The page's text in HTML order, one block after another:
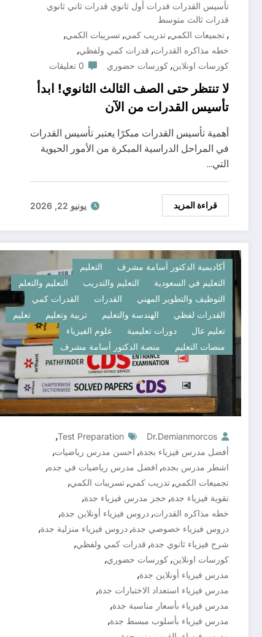
تأسيس القدرات قدرات أول ثانوي قدرات ثاني ثانوي
قدرات ثالث متوسط
, تجميعات الكمي, تدريب كمي, تسريبات الكمي,
خطه مذاكره القدرات, قدرات كمي ولفظي,
كورسات اونلاين, كورسات حضوري 0 تعليقات
لا تنتظر حتى الصف الثالث الثانوي! ابدأ
تأسيس القدرات من الآن
أهمية تأسيس القدرات مبكرًا يعتبر تأسيس القدرات
في المراحل الدراسية المبكرة من الأمور الحيوية
التي…
قراءة المزيد يونيو 22, 2026
أكاديمية الدكتور أسامة مشرف
التعليم
التعليم في السعودية
التعليم والتدريب
التعليم والتعلم
التوظيف والتطوير المهني
القدرات
القدرات كمي
القدرات لفظي
الهندسة والتعليم تربية وتعليم
تعليم
تعليم عال
دورات تعليمية
علوم الفيزياء
منصات التعليم
منصة الدكتور أسامة مشرف
Dr.demianmorcos
Test Preparation
,
أفضل مدرس فيزياء بجدة, احسن مدرس رياضيات,
اشطر مدرس بجده, افضل مدرس رياضيات في جده,
تجميعات الكمي, تدريب كمي, تسريبات الكمي,
تقوية فيزياء جدة, حجز مدرس فيزياء جدة,
خطه مذاكره القدرات, دروس فيزياء أونلاين جدة,
دروس فيزياء خصوصي جدة, دروس فيزياء منزلية جدة,
شرح فيزياء ثانوي جدة, قدرات كمي ولفظي,
كورسات اونلاين, كورسات حضوري,
مدرس فيزياء أونلاين جدة,
مدرس فيزياء استعداد الاختبارات جدة,
مدرس فيزياء بأسعار مناسبة جدة,
مدرس فيزياء بأسلوب مبسط جدة,